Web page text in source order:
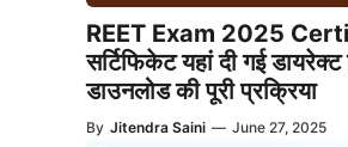
REET Exam 2025
सर्टिफिकेट यहां दी गई
डाउनलोड की पूरी प्रक्रिया
By Jitendra Saini — June 27, 2025